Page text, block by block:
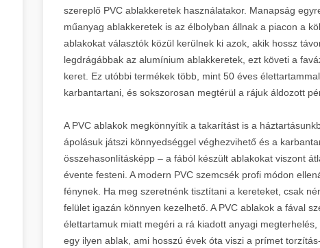
szereplő PVC ablakkeretek használatakor. Manapság
műanyag ablakkeretek is az élbolyban állnak a piacon a
ablakokat választók közül kerülnek ki azok, akik hossz
legdrágábbak az alumínium ablakkeretek, ezt követi a
keret. Ez utóbbi termékek több, mint 50 éves
karbantartani, és sokszorosan megtérül a rájuk áldozott
A PVC ablakok megkönnyítik a takarítást is a
ápolásuk játszi könnyedséggel véghezvihető és a
összehasonlításképp – a fából készült ablakokat viszont
évente festeni. A modern PVC szemcsék profi módon
fénynek. Ha meg szeretnénk tisztítani a kereteket, csak
felület igazán könnyen kezelhető. A PVC ablakok a fával
élettartamuk miatt megéri a rá kiadott anyagi
egy ilyen ablak, ami hosszú évek óta viszi a prímet